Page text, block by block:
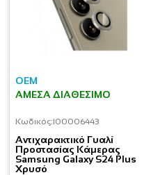
OEM
ΆΜΕΣΑ ΔΙΑΘΈΣΙΜΟ
Κωδικός:I00006443
Aντιχαρακτικό Γυαλί
Προστασίας Κάμερας
Samsung Galaxy S24 Plus
Χρυσό